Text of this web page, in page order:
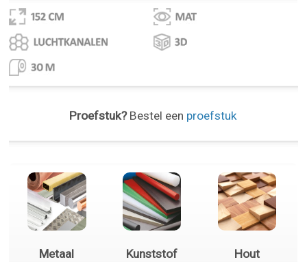
Proefstuk?Bestel een proefstuk
Metaal Kunststof Hout